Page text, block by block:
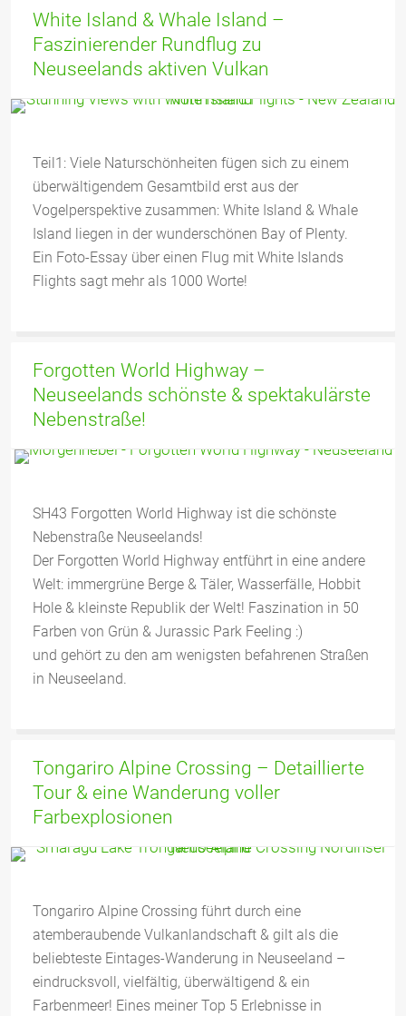
White Island & Whale Island –
Faszinierender Rundflug zu
Neuseelands aktiven Vulkan
Teil1: Viele Naturschönheiten fügen sich zu einem
überwältigendem Gesamtbild erst aus der
Vogelperspektive zusammen: White Island & Whale
Island liegen in der wunderschönen Bay of Plenty.
Ein Foto-Essay über einen Flug mit White Islands
Flights sagt mehr als 1000 Worte!
Forgotten World Highway –
Neuseelands schönste & spektakulärste
Nebenstraße!
SH43 Forgotten World Highway ist die schönste
Nebenstraße Neuseelands!
Der Forgotten World Highway entführt in eine andere
Welt: immergrüne Berge & Täler, Wasserfälle, Hobbit
Hole & kleinste Republik der Welt! Faszination in 50
Farben von Grün & Jurassic Park Feeling :)
und gehört zu den am wenigsten befahrenen Straßen
in Neuseeland.
Tongariro Alpine Crossing – Detaillierte
Tour & eine Wanderung voller
Farbexplosionen
Tongariro Alpine Crossing führt durch eine
atemberaubende Vulkanlandschaft & gilt als die
beliebteste Eintages-Wanderung in Neuseeland –
eindrucksvoll, vielfältig, überwältigend & ein
Farbenmeer! Eines meiner Top 5 Erlebnisse in